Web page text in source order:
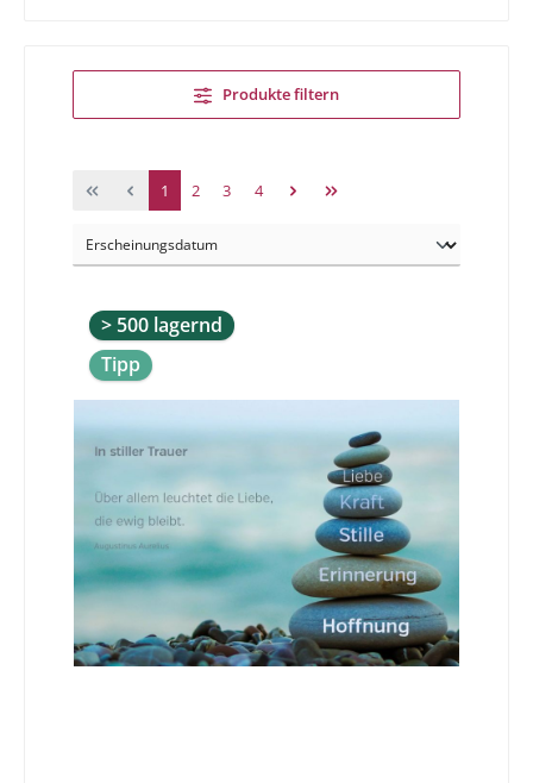
Produkte filtern
1 2 3 4
> 500 lagernd
Tipp